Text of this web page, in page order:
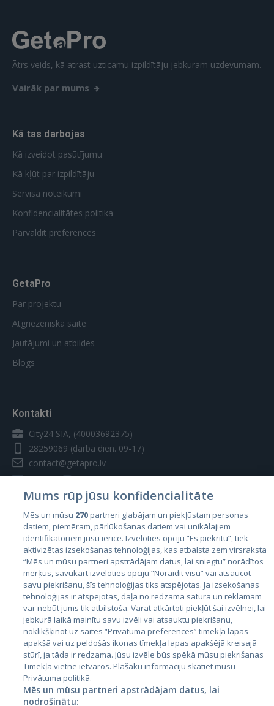
Ātrs veids, kā atrast uzticamu izpildītāju jebkuram uzdevumam.
Vairāk par mums
Kā tas darbojas
Kā izveidot pasūtījumu
Kā kļūt par izpildītāju
Servisa noteikumi
Konfidencialitātes politika
Pārvaldīt preferences
GetaPro
Par projektu
Atgriezeniskā saite
Jautājumi un atbildes
Blogs
Kontakti
City24 SIA, (40003692375)
28259069 (darba dien. 09-17)
contact@getapro.lv
Valstis
Igaunija
Latvija
Lietuva
Mums rūp jūsu konfidencialitāte
Mēs un mūsu 270partneri glabājam un piekļūstam personas
datiem, piemēram, pārlūkošanas datiem vai unikālajiem
identifikatoriem jūsu ierīcē. Izvēloties opciju “Es piekrītu”, tiek
aktivizētas izsekošanas tehnoloģijas, kas atbalsta zem virsraksta
“Mēs un mūsu partneri apstrādājam datus, lai sniegtu” norādītos
mērķus, savukārt izvēloties opciju “Noraidīt visu” vai atsaucot
savu piekrišanu, šīs tehnoloģijas tiks atspējotas. Ja izsekošanas
tehnoloģijas ir atspējotas, daļa no redzamā satura un reklāmām
var nebūt jums tik atbilstoša. Varat atkārtoti piekļūt šai izvēlnei, lai
jebkurā laikā mainītu savu izvēli vai atsauktu piekrišanu,
noklikšķinot uz saites “Privātuma preferences” tīmekļa lapas
apakšā vai uz peldošās ikonas tīmekļa lapas apakšējā kreisajā
stūrī, ja tāda ir redzama. Jūsu izvēle būs spēkā mūsu piekrišanas
Tīmekļa vietne ietvaros. Plašāku informāciju skatiet mūsu
Privātuma politikā.
Mēs un mūsu partneri apstrādājam datus, lai
nodrošinātu: